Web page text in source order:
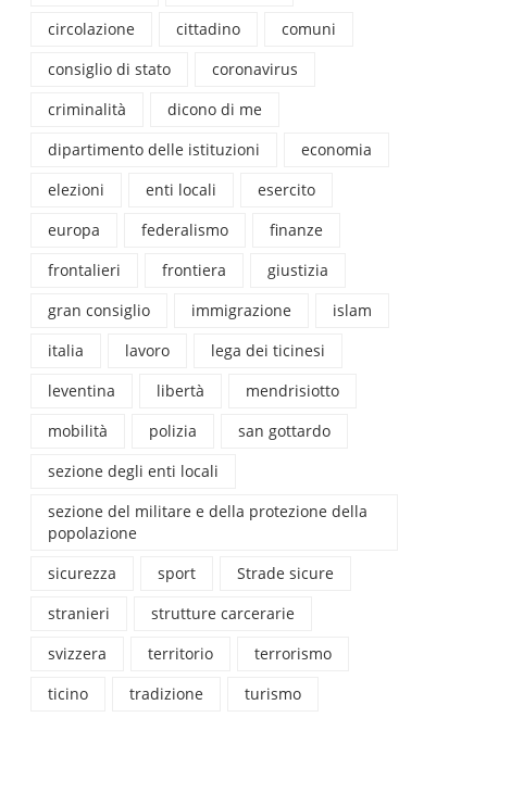
circolazione
cittadino
comuni
consiglio di stato
coronavirus
criminalità
dicono di me
dipartimento delle istituzioni
economia
elezioni
enti locali
esercito
europa
federalismo
finanze
frontalieri
frontiera
giustizia
gran consiglio
immigrazione
islam
italia
lavoro
lega dei ticinesi
leventina
libertà
mendrisiotto
mobilità
polizia
san gottardo
sezione degli enti locali
sezione del militare e della protezione della
popolazione
sicurezza
sport
Strade sicure
stranieri
strutture carcerarie
svizzera
territorio
terrorismo
ticino
tradizione turismo